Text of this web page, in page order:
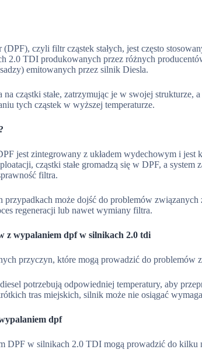
(DPF), czyli filtr cząstek stałych, jest często
2.0 TDI produkowanych przez różnych
emitowanych przez silnik Diesla.
na cząstki stałe, zatrzymując je w swojej strukturze,
tych cząstek w wyższej temperaturze.
jest zintegrowany z układem wydechowym i jest
cząstki stałe gromadzą się w DPF, a
filtra.
przypadkach może dojść do problemów
regeneracji lub nawet wymiany filtra.
z wypalaniem dpf w silnikach 2.0 tdi
przyczyn, które mogą prowadzić do
potrzebują odpowiedniej temperatury, aby
tras miejskich, silnik może nie osiągać
dpf
DPF w silnikach 2.0 TDI mogą prowadzić do kilku